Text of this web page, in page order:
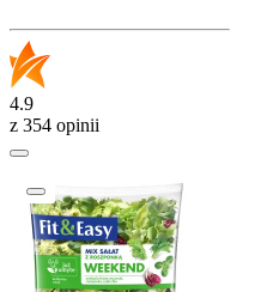
4.9
z 354 opinii